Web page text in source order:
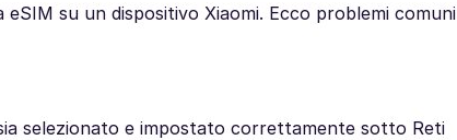
su un dispositivo Xiaomi. Ecco problemi comuni
selezionato e impostato correttamente sotto Reti